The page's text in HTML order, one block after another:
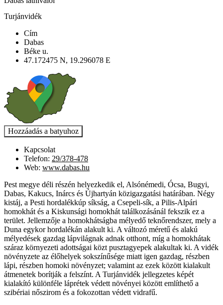
Turjánvidék
Cím
Dabas
Béke u.
47.172475 N, 19.296078 E
Kapcsolat
Telefon: 29/378-478
Web: www.dabas.hu
Pest megye déli részén helyezkedik el, Alsónémedi, Ócsa, Bugyi,
Dabas, Kakucs, Inárcs és Újhartyán közigazgatási határában. Négy
kistáj, a Pesti hordalékkúp síkság, a Csepeli-sík, a Pilis-Alpári
homokhát és a Kiskunsági homokhát találkozásánál fekszik ez a
terület. Jellemzője a homokhátságba mélyedő teknőrendszer, mely a
Duna egykor hordalékán alakult ki. A változó méretű és alakú
mélyedések gazdag lápvilágnak adnak otthont, míg a homokhátak
száraz környezeti adottságai közt pusztagyepek alakultak ki. A vidék
növényzete az élőhelyek sokszínűsége miatt igen gazdag, részben
lápi, részben homoki növényzet; valamint az ezek között kialakult
átmenetek borítják a felszínt. A Turjánvidék jellegzetes képét
kialakító különféle láprétek védett növényei között említhető a
szibériai nőszirom és a fokozottan védett vidrafű.